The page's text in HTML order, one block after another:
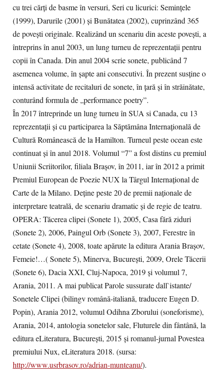
cu trei cărţi de basme în versuri, Seri cu licurici: Semințele
(1999), Darurile (2001) și Bunătatea (2002), cuprinzând 365
de poveşti originale. Realizând un scenariu din aceste povești, a
întreprins în anul 2003, un lung turneu de reprezentații pentru
copii în Canada. Din anul 2004 scrie sonete, publicând 7
asemenea volume, în șapte ani consecutivi. În prezent susține o
intensă activitate de recitaluri de sonete, în țară și în străinătate,
conturând formula de „performance poetry”.
În 2017 întreprinde un lung turneu în SUA si Canada, cu 13
reprezentații și cu participarea la Săptămâna Internațională de
Cultură Românească de la Hamilton. Turneul peste ocean este
continuat și în anul 2018. Volumul “7” a fost distins cu premiul
Uniunii Scriitorilor, filiala Brașov, în 2011, iar în 2012 a primit
Premiul European de Poezie NUX la Târgul Internațional de
Carte de la Milano. Deţine peste 20 de premii naţionale de
interpretare teatrală, de scenariu dramatic și de regie de teatru.
OPERA: Tăcerea clipei (Sonete 1), 2005, Casa fără ziduri
(Sonete 2), 2006, Paingul Orb (Sonete 3), 2007, Ferestre în
cetate (Sonete 4), 2008, toate apărute la editura Arania Brașov,
Femeie!…( Sonete 5), Minerva, București, 2009, Orele Tăcerii
(Sonete 6), Dacia XXI, Cluj-Napoca, 2019 și volumul 7,
Arania, 2011. A mai publicat Parole sussurate dall`istante/
Sonetele Clipei (bilingv română-italiană, traducere Eugen D.
Popin), Arania 2012, volumul Odihna Zborului (soneforisme),
Arania, 2014, antologia sonetelor sale, Fluturele din fântână, la
editura eLiteratura, București, 2015 și romanul-jurnal Povestea
premiului Nux, eLiteratura 2018. (sursa:
http://www.usrbrasov.ro/adrian-munteanu/).